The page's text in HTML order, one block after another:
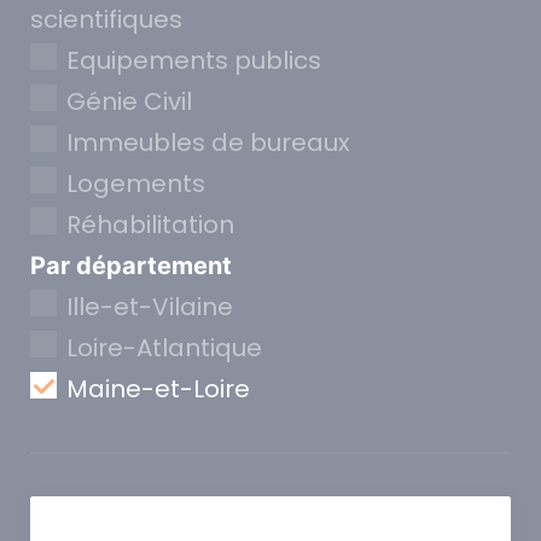
scientifiques
Equipements publics
Génie Civil
Immeubles de bureaux
Logements
Réhabilitation
Par département
Ille-et-Vilaine
Loire-Atlantique
Maine-et-Loire